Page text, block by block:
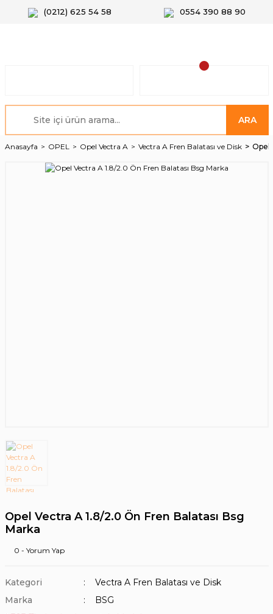
(0212) 625 54 58 0554 390 88 90
ARA
Anasayfa OPEL Opel Vectra A Vectra A Fren Balatası ve Disk Opel
Opel Vectra A 1.8/2.0 Ön Fren Balatası Bsg
Marka
0 - Yorum Yap
Kategori
Vectra A Fren Balatası ve Disk
Marka
BSG